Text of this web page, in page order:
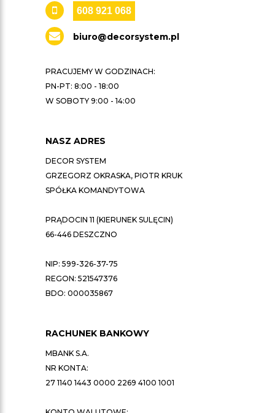
608 921 068
biuro@decorsystem.pl
PRACUJEMY W GODZINACH:
PN-PT: 8:00 - 18:00
W SOBOTY 9:00 - 14:00
NASZ ADRES
DECOR SYSTEM
GRZEGORZ OKRASKA, PIOTR KRUK
SPÓŁKA KOMANDYTOWA
PRĄDOCIN 11 (KIERUNEK SULĘCIN)
66-446 DESZCZNO
NIP: 599-326-37-75
REGON: 521547376
BDO: 000035867
RACHUNEK BANKOWY
MBANK S.A.
NR KONTA:
27 1140 1443 0000 2269 4100 1001